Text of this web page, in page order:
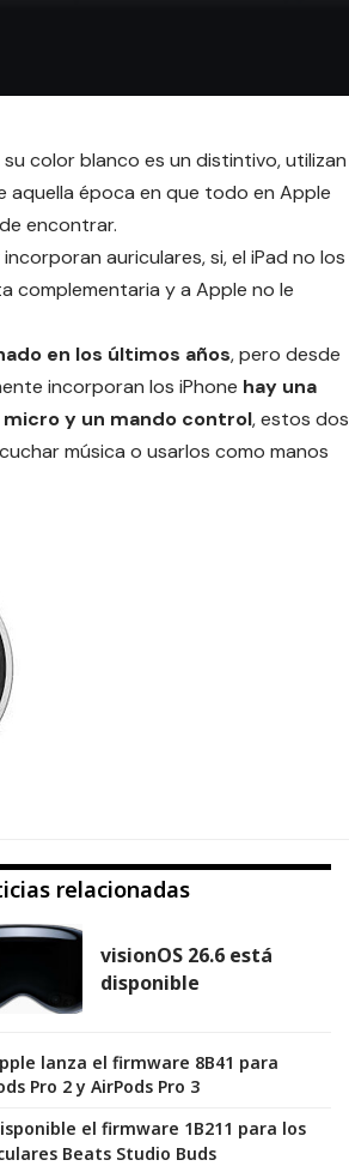
su color blanco es un distintivo, utilizan
aquella época en que todo en Apple
encontrar.
auriculares, si, el iPad no los
complementaria y a Apple no le
en los últimos años, pero desde
incorporan los iPhone hay una
y un mando control, estos dos
música o usarlos como manos
relacionadas
visionOS 26.6 está
disponible
lanza el firmware 8B41 para
Pro 2 y AirPods Pro 3
el firmware 1B211 para los
Beats Studio Buds